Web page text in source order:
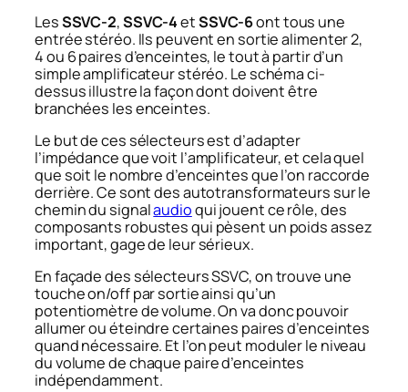
LesSSVC-2,SSVC-4etSSVC-6ont tous une
entrée stéréo. Ils peuvent en sortie alimenter 2,
4 ou 6 paires d’enceintes, le tout à partir d’un
simple amplificateur stéréo. Le schéma ci-
dessus illustre la façon dont doivent être
branchées les enceintes.
Le but de ces sélecteurs est d’adapter
l’impédance que voit l’amplificateur, et cela quel
que soit le nombre d’enceintes que l’on raccorde
derrière. Ce sont des autotransformateurs sur le
chemin du signalaudioqui jouent ce rôle, des
composants robustes qui pèsent un poids assez
important, gage de leur sérieux.
En façade des sélecteurs SSVC, on trouve une
touche on/off par sortie ainsi qu’un
potentiomètre de volume. On va donc pouvoir
allumer ou éteindre certaines paires d’enceintes
quand nécessaire. Et l’on peut moduler le niveau
du volume de chaque paire d’enceintes
indépendamment.